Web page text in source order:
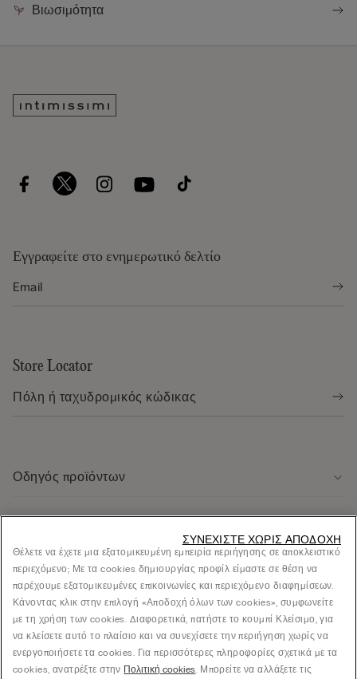
Βιωσιμότητα
Εγγραφείτε στο ενημερωτικό δελτίο
Store Locator
Οδηγός προϊόντων
Νομική περιοχή
Εταιρεία
Θέλετε να έχετε μια εξατομικευμένη εμπειρία περιήγησης σε αποκλειστικό
περιεχόμενο; Με τα cookies δημιουργίας προφίλ είμαστε σε θέση να
παρέχουμε εξατομικευμένες επικοινωνίες και περιεχόμενο διαφημίσεων.
Κάνοντας κλικ στην επιλογή «Αποδοχή όλων των cookies», συμφωνείτε
με τη χρήση των cookies. Διαφορετικά, πατήστε το κουμπί Κλείσιμο, για
να κλείσετε αυτό το πλαίσιο και να συνεχίσετε την περιήγηση χωρίς να
ενεργοποιήσετε τα cookies. Για περισσότερες πληροφορίες σχετικά με τα
cookies, ανατρέξτε στην Πολιτική cookies. Μπορείτε να αλλάξετε τις
ΣΥΝΕΧΊΣΤΕ ΧΩΡΊΣ ΑΠΟΔΟΧΉ